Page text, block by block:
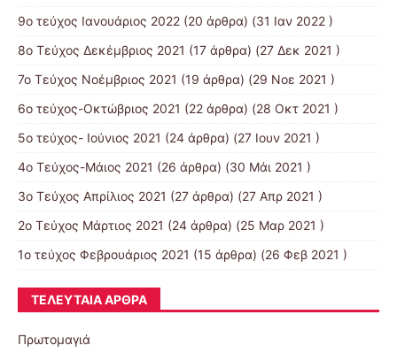
9o τεύχος Ιανουάριος 2022 (20 άρθρα) (31 Ιαν 2022 )
8o Tεύχος Δεκέμβριος 2021 (17 άρθρα) (27 Δεκ 2021 )
7o Τεύχος Νοέμβριος 2021 (19 άρθρα) (29 Νοε 2021 )
6ο τεύχος-Οκτώβριος 2021 (22 άρθρα) (28 Οκτ 2021 )
5ο τεύχος- Ιούνιος 2021 (24 άρθρα) (27 Ιουν 2021 )
4o Tεύχος-Μάιος 2021 (26 άρθρα) (30 Μάι 2021 )
3ο Τεύχος Απρίλιος 2021 (27 άρθρα) (27 Απρ 2021 )
2o Tεύχος Μάρτιος 2021 (24 άρθρα) (25 Μαρ 2021 )
1ο τεύχος Φεβρουάριος 2021 (15 άρθρα) (26 Φεβ 2021 )
ΤΕΛΕΥΤΑΊΑ ΆΡΘΡΑ
Πρωτομαγιά